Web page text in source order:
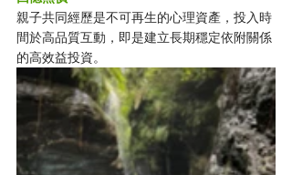
親子共同經歷是不可再生的心理資產，投入時
間於高品質互動，即是建立長期穩定依附關係
的高效益投資。